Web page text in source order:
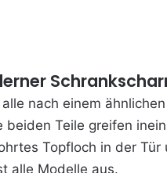
nach einem
beiden Teile greifen
Topfloch in der Tür
alle Modelle aus.